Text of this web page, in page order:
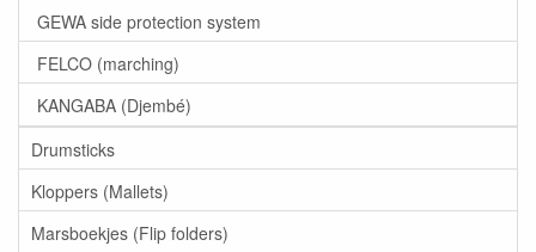
GEWA side protection system
FELCO (marching)
KANGABA (Djembé)
Drumsticks
Kloppers (Mallets)
Marsboekjes (Flip folders)